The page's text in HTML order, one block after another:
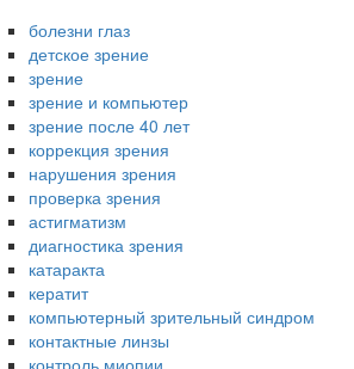
болезни глаз
детское зрение
зрение
зрение и компьютер
зрение после 40 лет
коррекция зрения
нарушения зрения
проверка зрения
астигматизм
диагностика зрения
катаракта
кератит
компьютерный зрительный синдром
контактные линзы